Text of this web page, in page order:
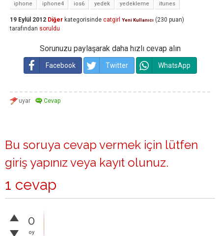
iphone iphone4 ios6 yedek yedekleme itunes
19 Eylül 2012 Diğer kategorisinde catgirl Yeni Kullanıcı (230 puan)
tarafından soruldu
Sorunuzu paylaşarak daha hızlı cevap alın
Facebook Twitter WhatsApp
Bu soruya cevap vermek için lütfen
giriş yapınız veya kayıt olunuz.
1 cevap
0
oy